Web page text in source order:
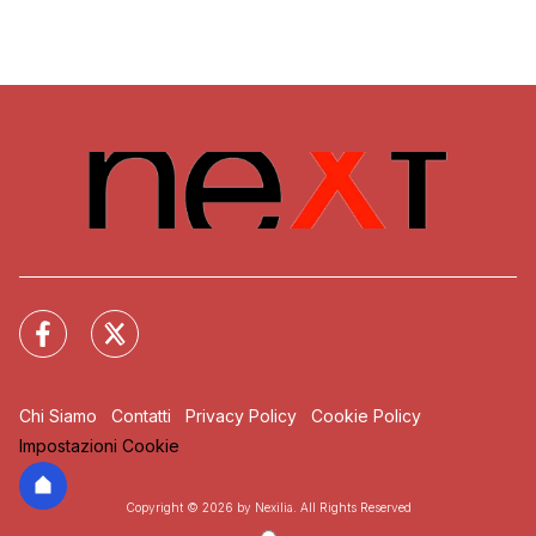
Chi Siamo Contatti Privacy Policy
Cookie Policy
Impostazioni Cookie
Copyright © 2026 by Nexilia. All Rights Reserved